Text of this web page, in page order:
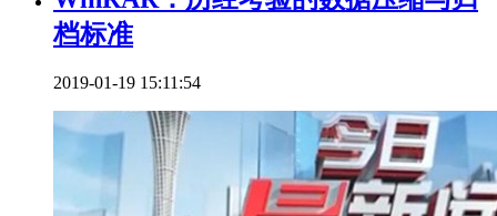
档标准
2019-01-19 15:11:54